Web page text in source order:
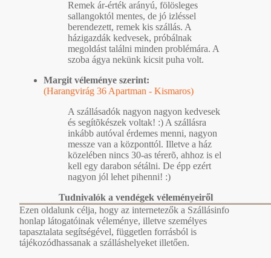
Remek ár-érték arányú, fölösleges
sallangoktól mentes, de jó izléssel
berendezett, remek kis szállás. A
házigazdák kedvesek, próbálnak
megoldást találni minden problémára. A
szoba ágya nekünk kicsit puha volt.
Margit véleménye szerint:
(Harangvirág 36 Apartman - Kismaros)
A szállásadók nagyon nagyon kedvesek
és segítõkészek voltak! :) A szállásra
inkább autóval érdemes menni, nagyon
messze van a központtól. Illetve a ház
közelében nincs 30-as térerõ, ahhoz is el
kell egy darabon sétálni. De épp ezért
nagyon jól lehet pihenni! :)
Tudnivalók a vendégek véleményeiről
Ezen oldalunk célja, hogy az internetezők a Szállásinfo
honlap látogatóinak véleménye, illetve személyes
tapasztalata segítségével, független forrásból is
tájékozódhassanak a szálláshelyeket illetően.